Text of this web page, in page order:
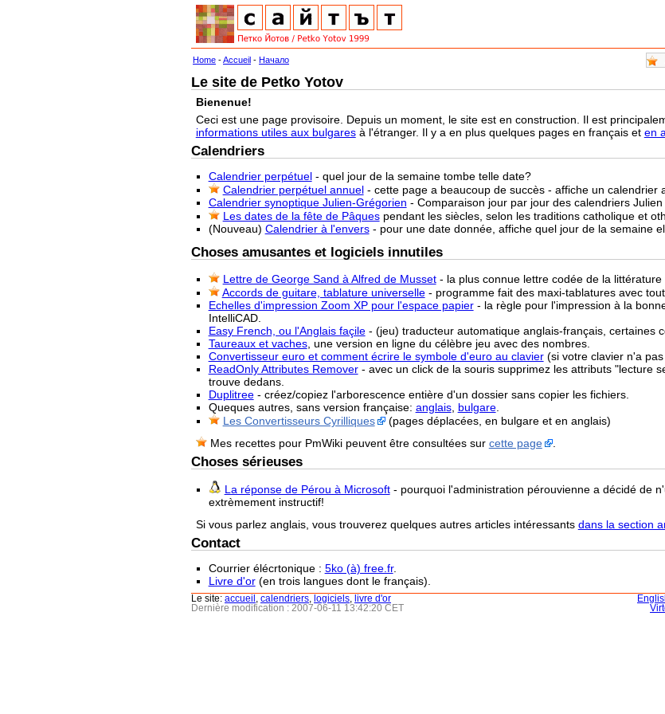
Home -Accueil - Начало
Le site de Petko Yotov
Bienenue!
Ceci est une page provisoire. Depuis un moment, le site est en construction. Il est
informations utiles aux bulgaresà l'étranger. Il y a en plus quelques pages en français et en
Calendriers
Calendrier perpétuel- quel jour de la semaine tombe telle date?
Calendrier perpétuel annuel- cette page a beaucoup de succès - affiche un calendrier
Calendrier synoptique Julien-Grégorien - Comparaison jour par jour des calendriers
Les dates de la fête de Pâquespendant les siècles, selon les traditions catholique et
(Nouveau) Calendrier à l'envers- pour une date donnée, affiche quel jour de la semaine
Choses amusantes et logiciels innutiles
Lettre de George Sand à Alfred de Musset- la plus connue lettre codée de la littérature
Accords de guitare, tablature universelle- programme fait des maxi-tablatures avec
Echelles d'impression Zoom XP pour l'espace papier- la règle pour l'impression à la
IntelliCAD.
Easy French, ou l'Anglais façile- (jeu) traducteur automatique anglais-français, certaines
Taureaux et vaches, une version en ligne du célèbre jeu avec des nombres.
Convertisseur euro et comment écrire le symbole d'euro au clavier(si votre clavier n'a pas
ReadOnly Attributes Remover- avec un click de la souris supprimez les attributs "lecture
trouve dedans.
Duplitree- créez/copiez l'arborescence entière d'un dossier sans copier les fichiers.
Queques autres, sans version française: anglais, bulgare.
Les Convertisseurs Cyrilliques
(pages déplacées, en bulgare et en anglais)
Mes recettes pour PmWiki peuvent être consultées sur cette page .
Choses sérieuses
La réponse de Pérou à Microsoft- pourquoi l'administration pérouvienne a décidé de
extrèmement instructif!
Si vous parlez anglais, vous trouverez quelques autres articles intéressants dans la section
Contact
Courrier élécrtonique : 5ko (à) free.fr.
Livre d'or(en trois langues dont le français).
Le site: accueil calendriers logiciels
livre d'or
Dernière modification : 2007-06-11 13:42:20 CET